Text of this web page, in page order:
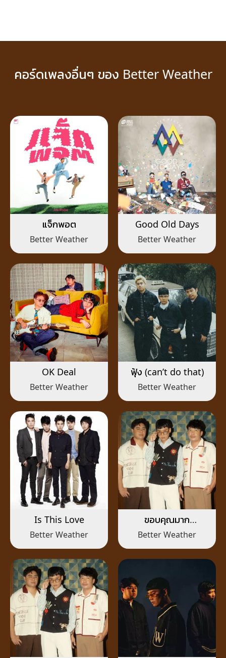
คอร์ดเพลงอื่นๆ ของ Better Weather
แจ็กพอต
Better Weather
Good Old Days
Better Weather
OK Deal
Better Weather
ฟุ้ง (can’t do that)
Better Weather
Is This Love
Better Weather
ขอบคุณมาก
(Appreciate)
Better Weather